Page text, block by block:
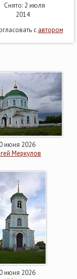
Снято: 2 июля
2014
с автором
июня 2026
Меркулов
июня 2026